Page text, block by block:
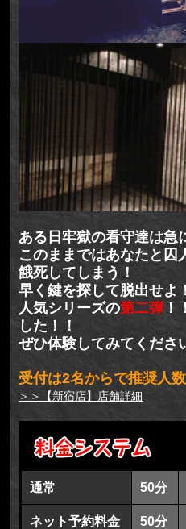
ある日牢獄の看守達は急
このままではあなたと囚
餓死してしまう！
早く鍵を探して脱出せよ！
人気シリーズの第二弾！
した！！
ぜひ体験してみてくださ
受付は2名からで推奨人
＞＞【新宿店】店舗詳細
通常 50分
ネット予約料金 50分